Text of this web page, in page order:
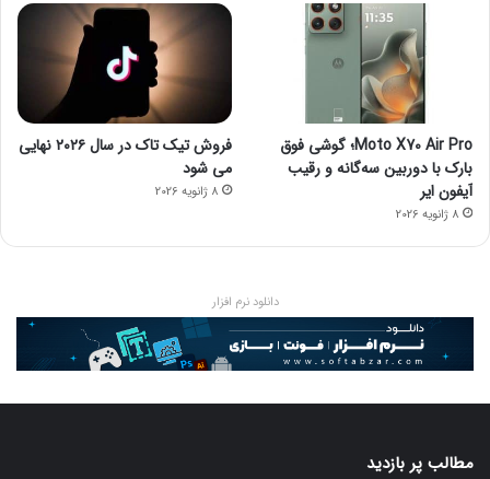
Moto X70 Air Pro؛ گوشی فوق
بارک با دوربین سه‌گانه و رقیب
آیفون ایر
8 ژانویه 2026
فروش تیک تاک در سال ۲۰۲۶ نهایی
می شود
8 ژانویه 2026
دانلود نرم افزار
مطالب پر بازدید